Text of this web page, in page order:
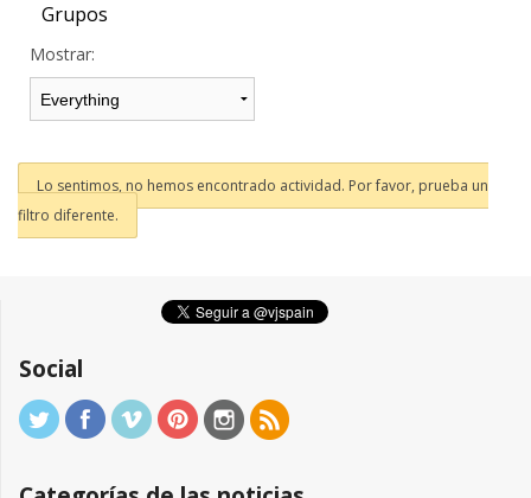
Grupos
Mostrar:
Lo sentimos, no hemos encontrado actividad. Por favor, prueba un
filtro diferente.
Social